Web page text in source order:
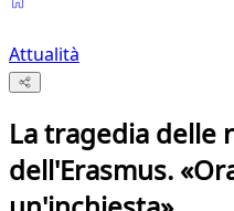
Attualità
La tragedia delle
dell'Erasmus.